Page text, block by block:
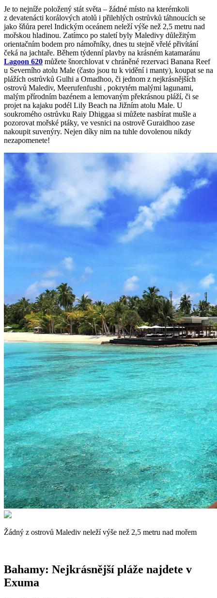
Je to nejníže položený stát světa – žádné místo na kterémkoli
z devatenácti korálových atolů i přilehlých ostrůvků táhnoucích se
jako šňůra perel Indickým oceánem neleží výše než 2,5 metru nad
mořskou hladinou. Zatímco po staletí byly Maledivy důležitým
orientačním bodem pro námořníky, dnes tu stejně vřelé přivítání
čeká na jachtaře. Během týdenní plavby na krásném katamaránu
Lagoon 620 můžete šnorchlovat v chráněné rezervaci Banana Reef
u Severního atolu Male (často jsou tu k vidění i manty), koupat se na
plážích ostrůvků Gulhi a Omadhoo, či jednom z nejkrásnějších
ostrovů Malediv, Meerufenfushi , pokrytém malými lagunami,
malým přírodním bazénem a lemovaným překrásnou pláží, či se
projet na kajaku podél Lily Beach na Jižním atolu Male. U
soukromého ostrůvku Raiy Dhiggaa si můžete nasbírat mušle a
pozorovat mořské ptáky, ve vesnici na ostrově Guraidhoo zase
nakoupit suvenýry. Nejen díky nim na tuhle dovolenou nikdy
nezapomenete!
Žádný z ostrovů Malediv neleží výše než 2,5 metru nad mořem
Bahamy: Nejkrásnější pláže najdete v
Exuma